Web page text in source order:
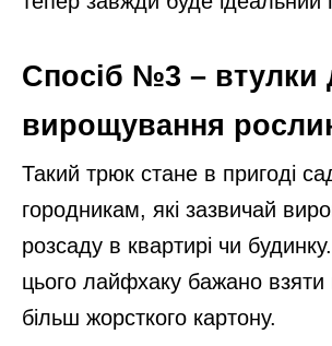
Спосіб №3 – втулки
вирощування
Такий трюк стане в пригоді
городникам, які зазвичай
розсаду в квартирі чи
цього лайфхаку бажано взяти
більш жорсткого картону.